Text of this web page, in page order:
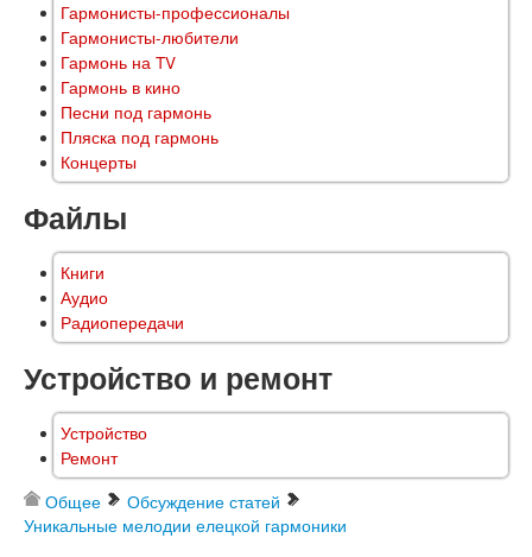
Гармонисты-профессионалы
Гармонисты-любители
Гармонь на TV
Гармонь в кино
Песни под гармонь
Пляска под гармонь
Концерты
Файлы
Книги
Аудио
Радиопередачи
Устройство и ремонт
Устройство
Ремонт
Общее
Обсуждение статей
Уникальные мелодии елецкой гармоники